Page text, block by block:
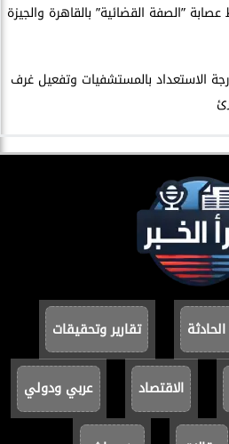
”الصفة القضائية” بالقاهرة والجيزة
الاستعداد بالمستشفيات وتفعيل غرف
تقارير وتحقيقات
الاقتصاد عربي ودولي